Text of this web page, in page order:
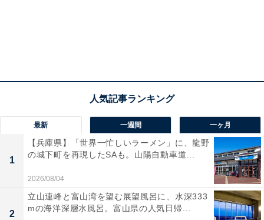
View this post on Instagram
最新 一週間 一ヶ月
1
【兵庫県】「世界一忙しいラーメン」に、龍野
の城下町を再現したSAも。山陽自動車道...
2026/08/04
2
立山連峰と富山湾を望む展望風呂に、水深333
mの海洋深層水風呂。富山県の人気日帰...